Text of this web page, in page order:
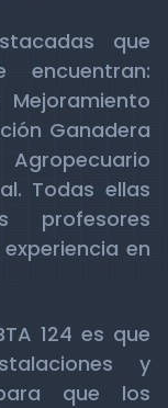
que
Ganadera
Todas ellas
profesores
en
124 es que
y
que los